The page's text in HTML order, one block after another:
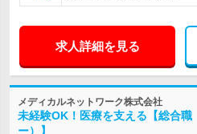
求人詳細を見る
メディカルネットワーク株式会社
未経験OK！医療を支える【総合職
ー）】